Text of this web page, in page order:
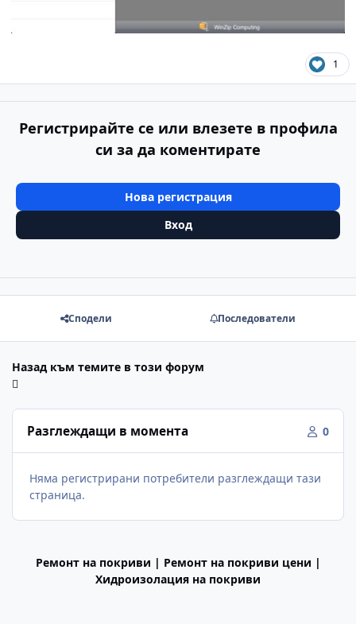
1
Регистрирайте се или влезете в профила
си за да коментирате
Нова регистрация
Вход
Сподели Последователи
Назад към темите в този форум
Разглеждащи в момента 0
Няма регистрирани потребители разглеждащи тази
страница.
Ремонт на покриви | Ремонт на покриви цени |
Хидроизолация на покриви